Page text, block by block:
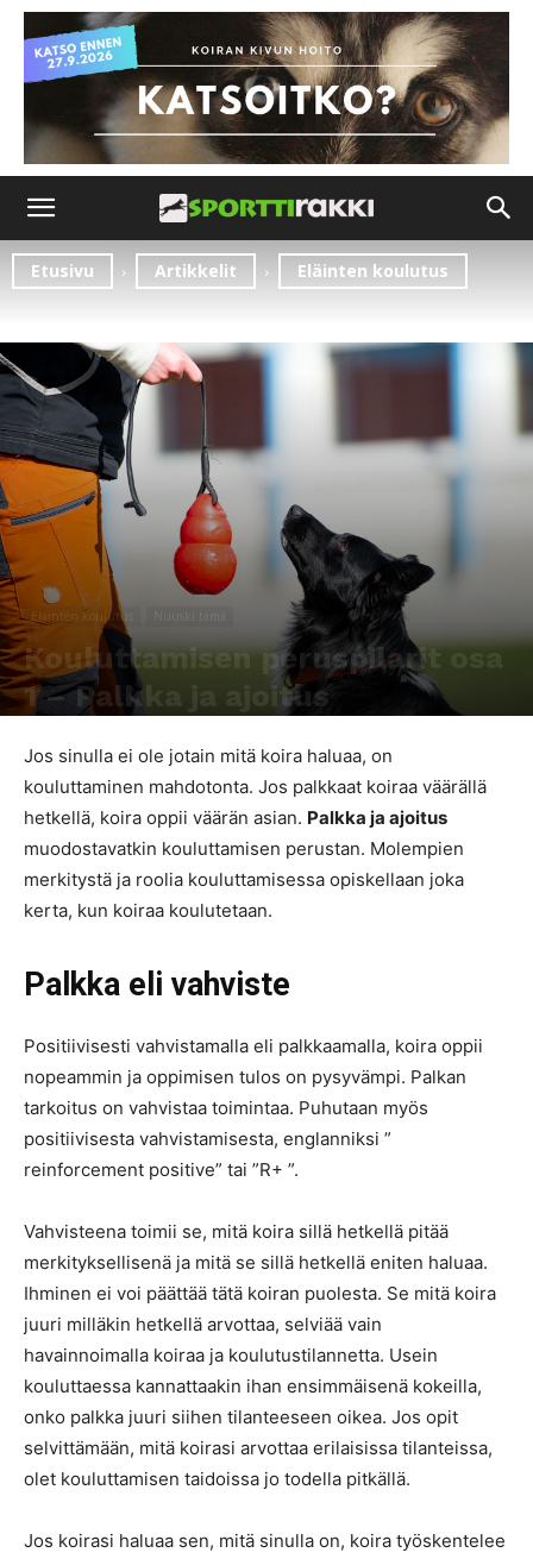
Etusivu Artikkelit Eläinten koulutus
Eläinten koulutus
Kouluttamisen peruspilarit osa
1 – Palkka ja ajoitus
Jos sinulla ei ole jotain mitä koira haluaa, on
kouluttaminen mahdotonta. Jos palkkaat koiraa väärällä
hetkellä, koira oppii väärän asian. Palkka ja ajoitus
muodostavatkin kouluttamisen perustan. Molempien
merkitystä ja roolia kouluttamisessa opiskellaan joka
kerta, kun koiraa koulutetaan.
Palkka eli vahviste
Positiivisesti vahvistamalla eli palkkaamalla, koira oppii
nopeammin ja oppimisen tulos on pysyvämpi. Palkan
tarkoitus on vahvistaa toimintaa. Puhutaan myös
positiivisesta vahvistamisesta, englanniksi ”
reinforcement positive” tai ”R+ ”.
Vahvisteena toimii se, mitä koira sillä hetkellä pitää
merkityksellisenä ja mitä se sillä hetkellä eniten haluaa.
Ihminen ei voi päättää tätä koiran puolesta. Se mitä koira
juuri milläkin hetkellä arvottaa, selviää vain
havainnoimalla koiraa ja koulutustilannetta. Usein
kouluttaessa kannattaakin ihan ensimmäisenä kokeilla,
onko palkka juuri siihen tilanteeseen oikea. Jos opit
selvittämään, mitä koirasi arvottaa erilaisissa tilanteissa,
olet kouluttamisen taidoissa jo todella pitkällä.
Jos koirasi haluaa sen, mitä sinulla on, koira työskentelee